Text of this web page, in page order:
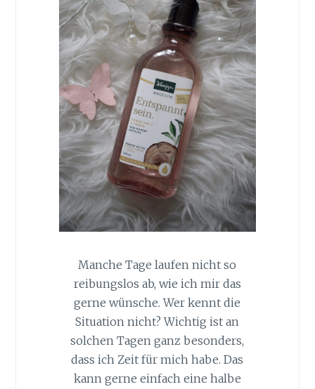
Manche Tage laufen nicht so
reibungslos ab, wie ich mir das
gerne wünsche. Wer kennt die
Situation nicht? Wichtig ist an
solchen Tagen ganz besonders,
dass ich Zeit für mich habe. Das
kann gerne einfach eine halbe